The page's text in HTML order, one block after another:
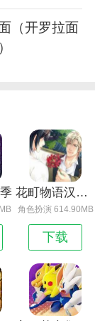
（开罗拉面
花町物语汉化版
角色扮演 614.90MB
下载